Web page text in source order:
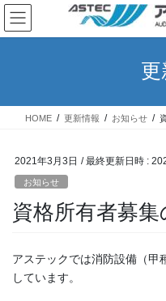
コ
ン
テ
ス
ナ
ビ
ゲ
ン
更
HOME 更新情報 お知らせ
2021年3月3日 / 最終更新日時 :
お知らせ
資格所有者募
アステックでは消防設備（甲
しています。